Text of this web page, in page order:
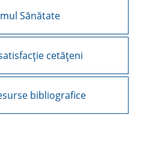
Sănătate
cetățeni
bibliografice